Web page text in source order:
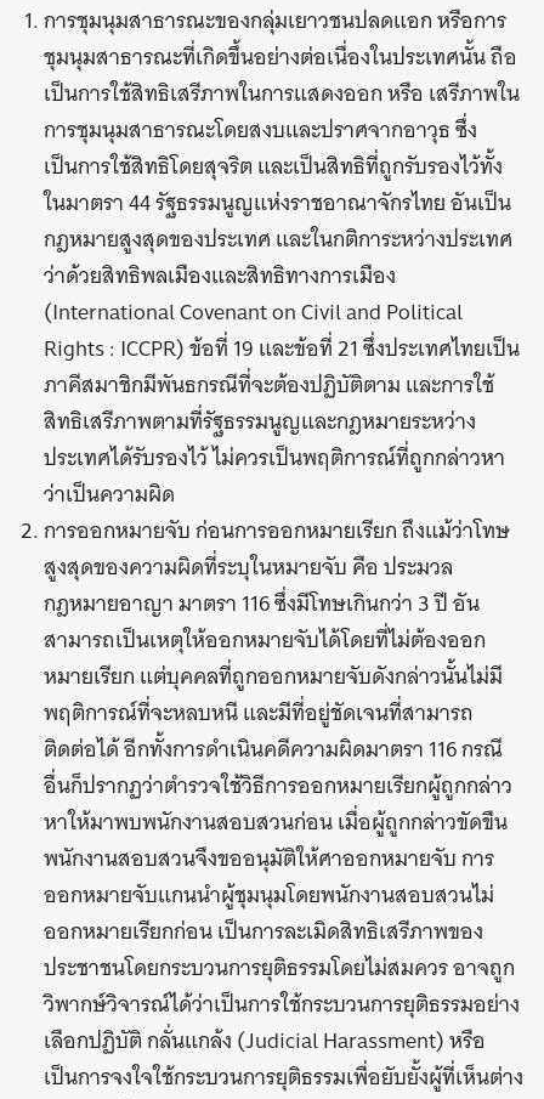
การชุมนุมสาธารณะของกลุ่มเยาวชนปลดแอก หรือการ
ชุมนุมสาธารณะที่เกิดขึ้นอย่างต่อเนื่องในประเทศนั้น ถือ
เป็นการใช้สิทธิเสรีภาพในการแสดงออก หรือ เสรีภาพใน
การชุมนุมสาธารณะโดยสงบและปราศจากอาวุธ ซึ่ง
เป็นการใช้สิทธิโดยสุจริต และเป็นสิทธิที่ถูกรับรองไว้ทั้ง
ในมาตรา 44 รัฐธรรมนูญแห่งราชอาณาจักรไทย อันเป็น
กฎหมายสูงสุดของประเทศ และในกติการะหว่างประเทศ
ว่าด้วยสิทธิพลเมืองและสิทธิทางการเมือง
(International Covenant on Civil and Political
Rights : ICCPR) ข้อที่ 19 และข้อที่ 21 ซึ่งประเทศไทยเป็น
ภาคีสมาชิกมีพันธกรณีที่จะต้องปฏิบัติตาม และการใช้
สิทธิเสรีภาพตามที่รัฐธรรมนูญและกฎหมายระหว่าง
ประเทศได้รับรองไว้ ไม่ควรเป็นพฤติการณ์ที่ถูกกล่าวหา
ว่าเป็นความผิด
การออกหมายจับ ก่อนการออกหมายเรียก ถึงแม้ว่าโทษ
สูงสุดของความผิดที่ระบุในหมายจับ คือ ประมวล
กฎหมายอาญา มาตรา 116 ซึ่งมีโทษเกินกว่า 3 ปี อัน
สามารถเป็นเหตุให้ออกหมายจับได้โดยที่ไม่ต้องออก
หมายเรียก แต่บุคคลที่ถูกออกหมายจับดังกล่าวนั้นไม่มี
พฤติการณ์ที่จะหลบหนี และมีที่อยู่ชัดเจนที่สามารถ
ติดต่อได้ อีกทั้งการดำเนินคดีความผิดมาตรา 116 กรณี
อื่นก็ปรากฏว่าตำรวจใช้วิธีการออกหมายเรียกผู้ถูกกล่าว
หาให้มาพบพนักงานสอบสวนก่อน เมื่อผู้ถูกกล่าวขัดขืน
พนักงานสอบสวนจึงขออนุมัติให้ศาออกหมายจับ การ
ออกหมายจับแกนนำผู้ชุมนุมโดยพนักงานสอบสวนไม่
ออกหมายเรียกก่อน เป็นการละเมิดสิทธิเสรีภาพของ
ประชาชนโดยกระบวนการยุติธรรมโดยไม่สมควร อาจถูก
วิพากษ์วิจารณ์ได้ว่าเป็นการใช้กระบวนการยุติธรรมอย่าง
เลือกปฏิบัติ กลั่นแกล้ง (Judicial Harassment) หรือ
เป็นการจงใจใช้กระบวนการยุติธรรมเพื่อยับยั้งผู้ที่เห็นต่าง